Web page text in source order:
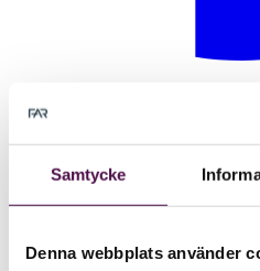
Samtycke
Denna webbplats använder